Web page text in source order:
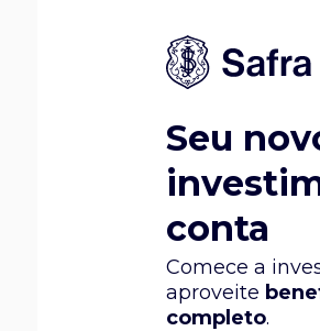
Seu
conta
Comece a
aproveite
completo.